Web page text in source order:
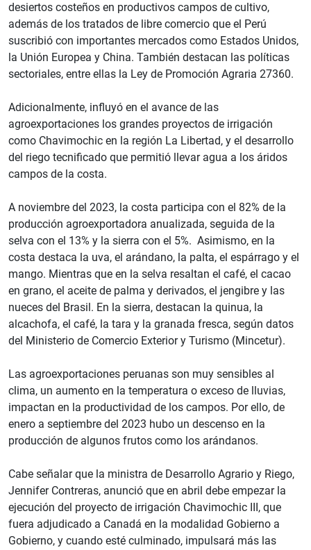
desiertos costeños en productivos campos de cultivo,
además de los tratados de libre comercio que el Perú
suscribió con importantes mercados como Estados Unidos,
la Unión Europea y China. También destacan las políticas
sectoriales, entre ellas la Ley de Promoción Agraria 27360.
Adicionalmente, influyó en el avance de las
agroexportaciones los grandes proyectos de irrigación
como Chavimochic en la región La Libertad, y el desarrollo
del riego tecnificado que permitió llevar agua a los áridos
campos de la costa.
A noviembre del 2023, la costa participa con el 82% de la
producción agroexportadora anualizada, seguida de la
selva con el 13% y la sierra con el 5%. Asimismo, en la
costa destaca la uva, el arándano, la palta, el espárrago y el
mango. Mientras que en la selva resaltan el café, el cacao
en grano, el aceite de palma y derivados, el jengibre y las
nueces del Brasil. En la sierra, destacan la quinua, la
alcachofa, el café, la tara y la granada fresca, según datos
del Ministerio de Comercio Exterior y Turismo (Mincetur).
Las agroexportaciones peruanas son muy sensibles al
clima, un aumento en la temperatura o exceso de lluvias,
impactan en la productividad de los campos. Por ello, de
enero a septiembre del 2023 hubo un descenso en la
producción de algunos frutos como los arándanos.
Cabe señalar que la ministra de Desarrollo Agrario y Riego,
Jennifer Contreras, anunció que en abril debe empezar la
ejecución del proyecto de irrigación Chavimochic III, que
fuera adjudicado a Canadá en la modalidad Gobierno a
Gobierno, y cuando esté culminado, impulsará más las